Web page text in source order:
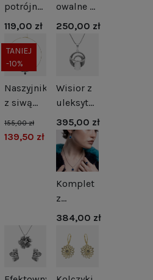
potrójne
kulki
srebro
119,00 zł
owalne z
zielonym
kocim
okiem
srebro
250,00 zł
TANIEJ
-10%
Naszyjnik
z siwą
hematytami
155,00 zł
139,50 zł
Wisior z
uleksytem
srebro
oksydowane
395,00 zł
Komplet
z
szafirowymi
srebro
384,00 zł